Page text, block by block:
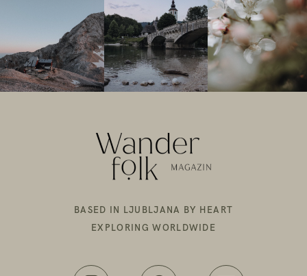
BASED IN LJUBLJANA BY HEART
EXPLORING WORLDWIDE